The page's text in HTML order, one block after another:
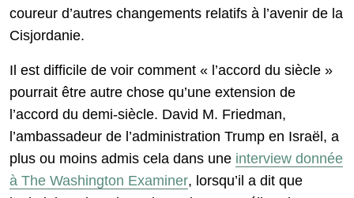
coureur d’autres changements relatifs à l’avenir de la
Cisjordanie.
Il est difficile de voir comment « l’accord du siècle »
pourrait être autre chose qu’une extension de
l’accord du demi-siècle. David M. Friedman,
l’ambassadeur de l’administration Trump en Israël, a
plus ou moins admis cela dans une interview donnée
à The Washington Examiner, lorsqu’il a dit que